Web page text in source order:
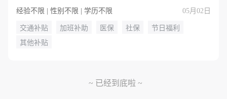
经验不限 | 性别不限 | 学历不限 05月02日
交通补贴 加班补助 医保 社保
节日福利
其他补贴
~ 已经到底啦 ~